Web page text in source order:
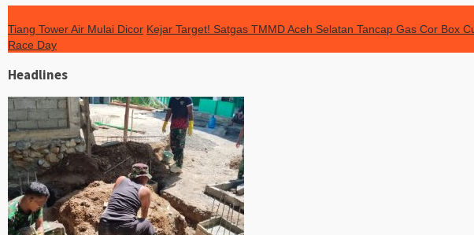
Tiang Tower Air Mulai Dicor Kejar Target! Satgas TMMD Aceh Selatan Tancap Gas Cor Box
Race Day
Headlines